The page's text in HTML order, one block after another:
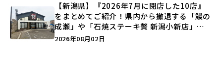
【新潟県】『2026年7月に閉店した10店』
をまとめてご紹介！県内から撤退する「鰻の
成瀬」や「石焼ステーキ贅 新潟小新店」が
営業に幕…。
2026年08月02日